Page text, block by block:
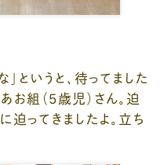
というと、待ってました
お組（5歳児）さん。迫
迫ってきましたよ。立ち